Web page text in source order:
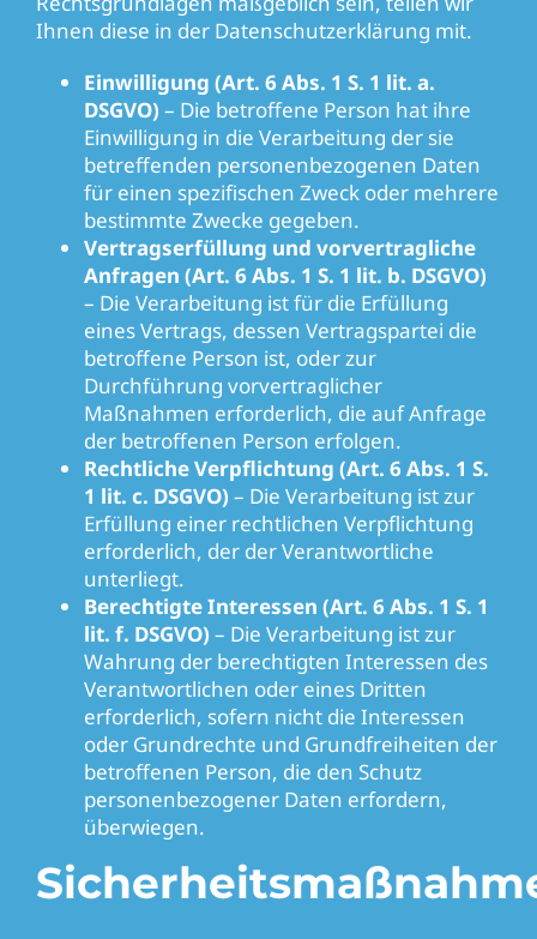
Ihnen diese in der Datenschutzerklärung mit.
Einwilligung (Art. 6 Abs. 1 S. 1 lit. a.
DSGVO) – Die betroffene Person hat ihre
Einwilligung in die Verarbeitung der sie
betreffenden personenbezogenen Daten
für einen spezifischen Zweck oder mehrere
bestimmte Zwecke gegeben.
Vertragserfüllung und vorvertragliche
Anfragen (Art. 6 Abs. 1 S. 1 lit. b. DSGVO)
– Die Verarbeitung ist für die Erfüllung
eines Vertrags, dessen Vertragspartei die
betroffene Person ist, oder zur
Durchführung vorvertraglicher
Maßnahmen erforderlich, die auf Anfrage
der betroffenen Person erfolgen.
Rechtliche Verpflichtung (Art. 6 Abs. 1 S.
1 lit. c. DSGVO) – Die Verarbeitung ist zur
Erfüllung einer rechtlichen Verpflichtung
erforderlich, der der Verantwortliche
unterliegt.
Berechtigte Interessen (Art. 6 Abs. 1 S. 1
lit. f. DSGVO) – Die Verarbeitung ist zur
Wahrung der berechtigten Interessen des
Verantwortlichen oder eines Dritten
erforderlich, sofern nicht die Interessen
oder Grundrechte und Grundfreiheiten der
betroffenen Person, die den Schutz
personenbezogener Daten erfordern,
überwiegen.